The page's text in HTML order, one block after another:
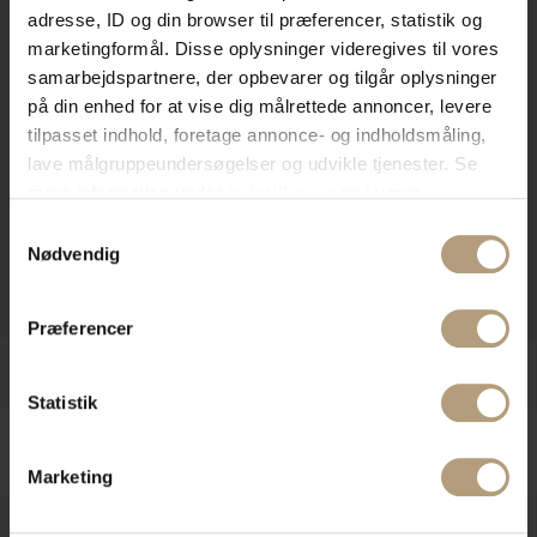
adresse, ID og din browser til præferencer, statistik og
marketingformål. Disse oplysninger videregives til vores
samarbejdspartnere, der opbevarer og tilgår oplysninger
på din enhed for at vise dig målrettede annoncer, levere
tilpasset indhold, foretage annonce- og indholdsmåling,
lave målgruppeundersøgelser og udvikle tjenester. Se
tilbage eller ændre indstillinger fra vores
"Cookiedeklaration", eller ved at trykke på "Privacy
Indsamle præcise oplysninger om din placering,
dens unikke karakteristika (fingerprinting)
Nødvendig
Præferencer
Statistik
Marketing